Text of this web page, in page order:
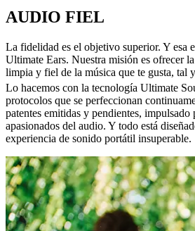
AUDIO FIEL
La fidelidad es el objetivo superior. Y esa
Ultimate Ears. Nuestra misión es ofrecer
limpia y fiel de la música que te gusta, tal
Lo hacemos con la tecnología Ultimate
protocolos que se perfeccionan
patentes emitidas y pendientes,
apasionados del audio. Y todo está
experiencia de sonido portátil insuperable.